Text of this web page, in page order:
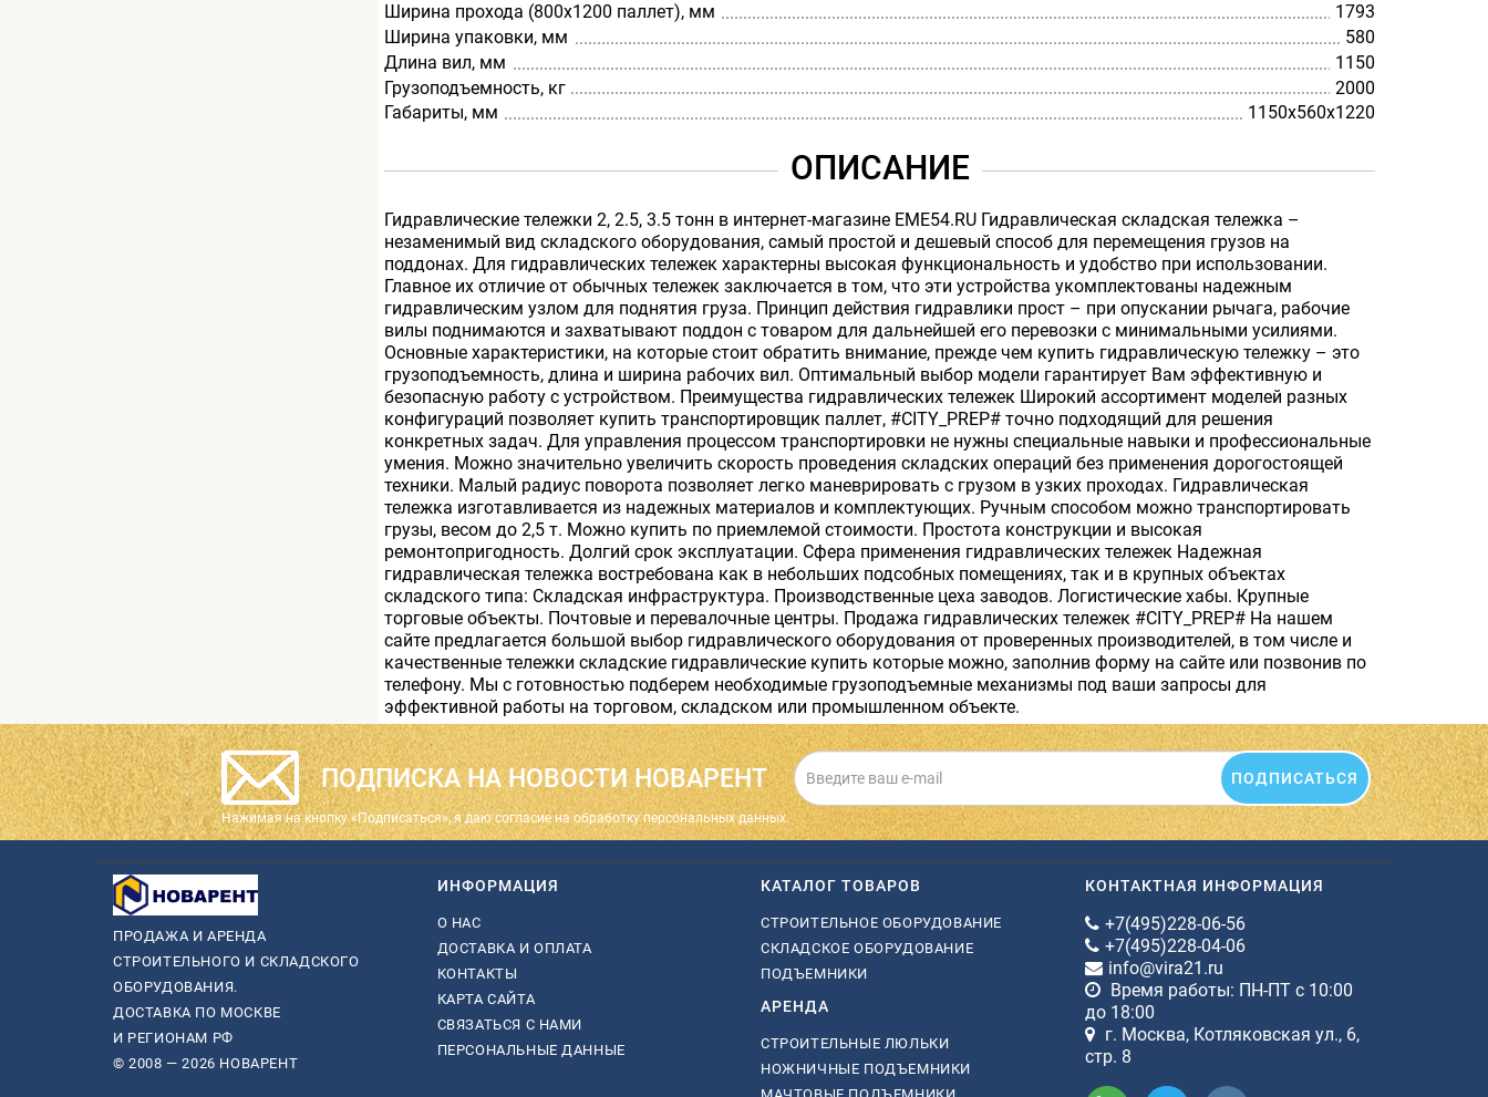
Ширина прохода (800х1200 паллет), мм
1793
Ширина упаковки, мм
580
Длина вил, мм
1150
Грузоподъемность, кг
2000
Габариты, мм
1150х560х1220
ОПИСАНИЕ
Гидравлические тележки 2, 2.5, 3.5 тонн в интернет-магазине EME54.RU Гидравлическая складская тележка –
незаменимый вид складского оборудования, самый простой и дешевый способ для перемещения грузов на
поддонах. Для гидравлических тележек характерны высокая функциональность и удобство при использовании.
Главное их отличие от обычных тележек заключается в том, что эти устройства укомплектованы надежным
гидравлическим узлом для поднятия груза. Принцип действия гидравлики прост – при опускании рычага, рабочие
вилы поднимаются и захватывают поддон с товаром для дальнейшей его перевозки с минимальными усилиями.
Основные характеристики, на которые стоит обратить внимание, прежде чем купить гидравлическую тележку – это
грузоподъемность, длина и ширина рабочих вил. Оптимальный выбор модели гарантирует Вам эффективную и
безопасную работу с устройством. Преимущества гидравлических тележек Широкий ассортимент моделей разных
конфигураций позволяет купить транспортировщик паллет, #CITY_PREP# точно подходящий для решения
конкретных задач. Для управления процессом транспортировки не нужны специальные навыки и профессиональные
умения. Можно значительно увеличить скорость проведения складских операций без применения дорогостоящей
техники. Малый радиус поворота позволяет легко маневрировать с грузом в узких проходах. Гидравлическая
тележка изготавливается из надежных материалов и комплектующих. Ручным способом можно транспортировать
грузы, весом до 2,5 т. Можно купить по приемлемой стоимости. Простота конструкции и высокая
ремонтопригодность. Долгий срок эксплуатации. Сфера применения гидравлических тележек Надежная
гидравлическая тележка востребована как в небольших подсобных помещениях, так и в крупных объектах
складского типа: Складская инфраструктура. Производственные цеха заводов. Логистические хабы. Крупные
торговые объекты. Почтовые и перевалочные центры. Продажа гидравлических тележек #CITY_PREP# На нашем
сайте предлагается большой выбор гидравлического оборудования от проверенных производителей, в том числе и
качественные тележки складские гидравлические купить которые можно, заполнив форму на сайте или позвонив по
телефону. Мы с готовностью подберем необходимые грузоподъемные механизмы под ваши запросы для
эффективной работы на торговом, складском или промышленном объекте.
ПОДПИСКА НА НОВОСТИ НОВАРЕНТ ПОДПИСАТЬСЯ
Нажимая на кнопку «Подписаться», я даю cогласие на обработку персональных данных.
ПРОДАЖА И АРЕНДА
СТРОИТЕЛЬНОГО И СКЛАДСКОГО
ОБОРУДОВАНИЯ.
ДОСТАВКА ПО МОСКВЕ
И РЕГИОНАМ РФ
© 2008 — 2026 НОВАРЕНТ
ИНФОРМАЦИЯ
О НАС
ДОСТАВКА И ОПЛАТА
КОНТАКТЫ
КАРТА САЙТА
СВЯЗАТЬСЯ С НАМИ
ПЕРСОНАЛЬНЫЕ ДАННЫЕ
КАТАЛОГ ТОВАРОВ
СТРОИТЕЛЬНОЕ ОБОРУДОВАНИЕ
СКЛАДСКОЕ ОБОРУДОВАНИЕ
ПОДЪЕМНИКИ
АРЕНДА
СТРОИТЕЛЬНЫЕ ЛЮЛЬКИ
НОЖНИЧНЫЕ ПОДЪЕМНИКИ
КОНТАКТНАЯ ИНФОРМАЦИЯ
+7(495)228-06-56
+7(495)228-04-06
info@vira21.ru
Время работы: ПН-ПТ с 10:00
до 18:00
г. Москва, Котляковская ул., 6,
стр. 8